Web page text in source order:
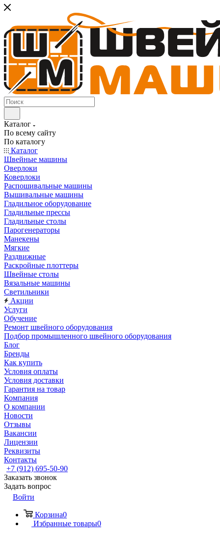
Каталог
По всему сайту
По каталогу
Каталог
Швейные машины
Оверлоки
Коверлоки
Распошивальные машины
Вышивальные машины
Гладильное оборудование
Гладильные прессы
Гладильные столы
Парогенераторы
Манекены
Мягкие
Раздвижные
Раскройные плоттеры
Швейные столы
Вязальные машины
Светильники
Акции
Услуги
Обучение
Ремонт швейного оборудования
Подбор промышленного швейного оборудования
Блог
Бренды
Как купить
Условия оплаты
Условия доставки
Гарантия на товар
Компания
О компании
Новости
Отзывы
Вакансии
Лицензии
Реквизиты
Контакты
+7 (912) 695-50-90
Заказать звонок
Задать вопрос
Войти
Корзина0
Избранные товары0